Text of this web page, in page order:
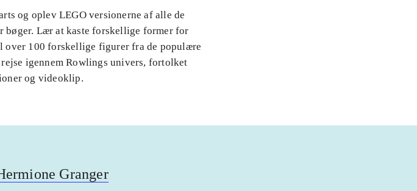
og oplev LEGO versionerne af alle de
bøger. Lær at kaste forskellige former for
over 100 forskellige figurer fra de populære
igennem Rowlings univers, fortolket
og videoklip.
Granger